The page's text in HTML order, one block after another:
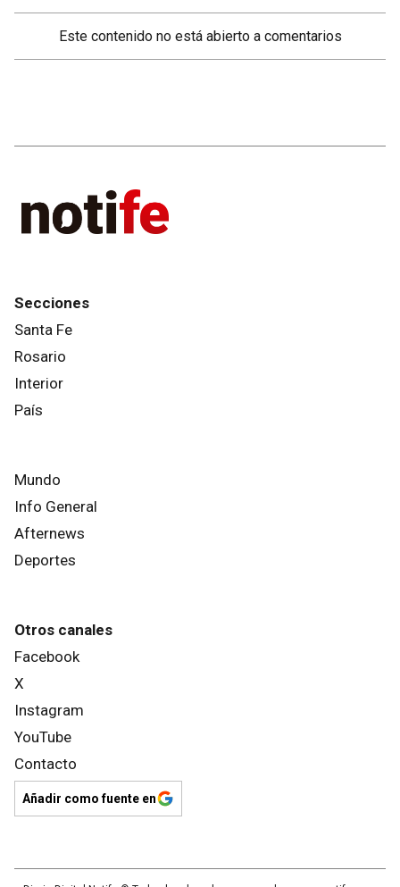
Este contenido no está abierto a comentarios
Secciones
Santa Fe
Rosario
Interior
País
Mundo
Info General
Afternews
Deportes
Otros canales
Facebook
X
Instagram
YouTube
Contacto
Añadir como fuente en